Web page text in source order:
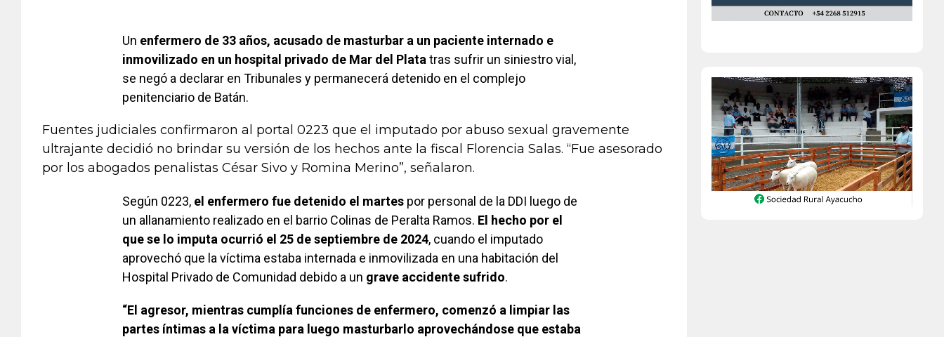
Un enfermero de 33 años, acusado de masturbar a un paciente internado e
inmovilizado en un hospital privado de Mar del Plata tras sufrir un siniestro vial,
se negó a declarar en Tribunales y permanecerá detenido en el complejo
penitenciario de Batán.
Fuentes judiciales confirmaron al portal 0223 que el imputado por abuso sexual gravemente
ultrajante decidió no brindar su versión de los hechos ante la fiscal Florencia Salas. “Fue asesorado
por los abogados penalistas César Sivo y Romina Merino”, señalaron.
Según 0223, el enfermero fue detenido el martes por personal de la DDI luego de
un allanamiento realizado en el barrio Colinas de Peralta Ramos. El hecho por el
que se lo imputa ocurrió el 25 de septiembre de 2024, cuando el imputado
aprovechó que la víctima estaba internada e inmovilizada en una habitación del
Hospital Privado de Comunidad debido a un grave accidente sufrido.
“El agresor, mientras cumplía funciones de enfermero, comenzó a limpiar las
partes íntimas a la víctima para luego masturbarlo aprovechándose que estaba